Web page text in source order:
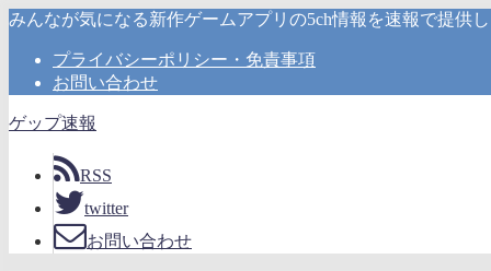
みんなが気になる新作ゲームアプリの5ch情報を速報で提供
プライバシーポリシー・免責事項
お問い合わせ
ゲップ速報
RSS
twitter
お問い合わせ